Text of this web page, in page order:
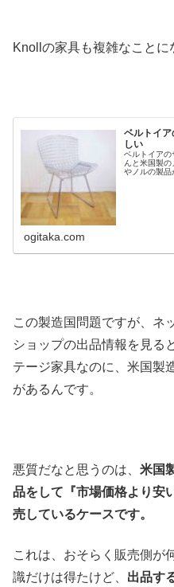
Knollの家具も複雑なことに
ベルトイ
しい
ベルトイアの
んと米国製
やノルの製品
ogitaka.com
この製造国問題ですが、ネ
ショップの出品情報を見る
テージ家具なのに、米国製
があるんです。
悪質だなと思うのは、 米国
品をして『市場価格より安
売しているケースです。
これは、おそらく販売側が
識だけは得たけど、 出品す